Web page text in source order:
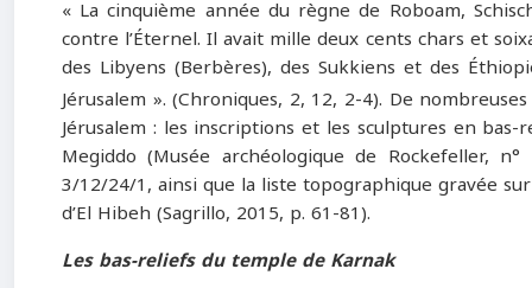
« La cinquième année du règne de Roboam,
contre l’Éternel. Il avait mille deux cents chars et
des Libyens (Berbères), des Sukkiens et des
Jérusalem ». (Chroniques, 2, 12, 2-4). De
Jérusalem : les inscriptions et les sculptures en
Megiddo (Musée archéologique de Rockefeller,
3/12/24/1, ainsi que la liste topographique gravée
d’El Hibeh (Sagrillo, 2015, p. 61-81).
Les bas-reliefs du temple de Karnak